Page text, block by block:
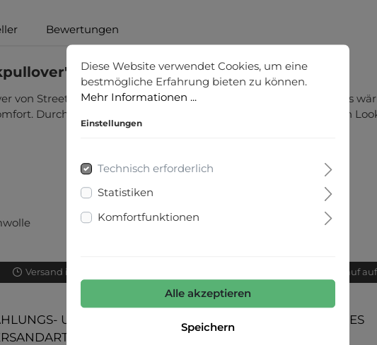
Bewertungen
von Street One, der mit seinem Stehkragen angenehm den Hals
Durch die Melangeoptik bekommt die Unifarbe einen tollen
Versand innerhalb von 24h Bequemer Kauf
UND
UNSERE COMMUNITIES
Diese Website verwendet Cookies, um eine
bestmögliche Erfahrung bieten zu können.
Mehr Informationen ...
Einstellungen
Technisch erforderlich
Statistiken
Komfortfunktionen
Alle akzeptieren
Speichern